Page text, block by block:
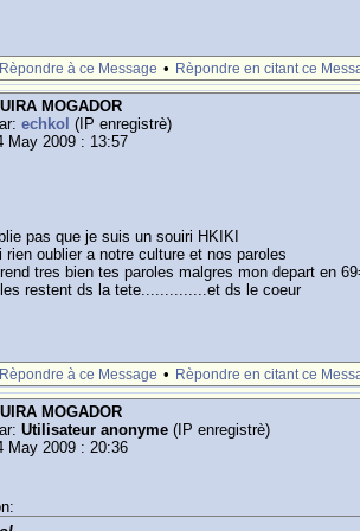
Rèpondre à ce Message • Rèpondre en citant ce
MOGADOR
echkol (IP enregistrè)
May 2009 : 13:57
pas que je suis un souiri HKIKI
rien oublier a notre culture et nos paroles
tres bien tes paroles malgres mon depart en
restent ds la tete..............et ds le coeur
Rèpondre à ce Message • Rèpondre en citant ce
MOGADOR
Utilisateur anonyme (IP enregistrè)
May 2009 : 20:36